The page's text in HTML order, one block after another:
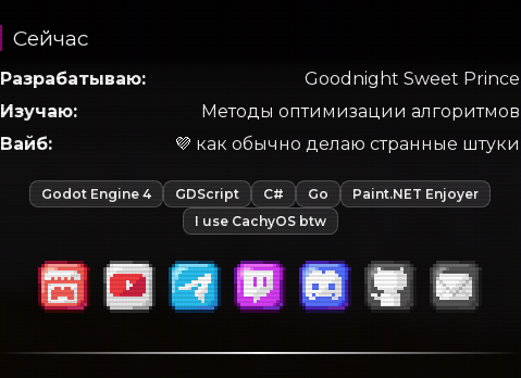
Сейчас
Разрабатываю:
Goodnight Sweet Prince
Изучаю:
Методы оптимизации алгоритмов
Вайб:
💜 как обычно делаю странные штуки
Godot Engine 4 GDScript С# Go
Paint.NET Enjoyer
I use CachyOS btw